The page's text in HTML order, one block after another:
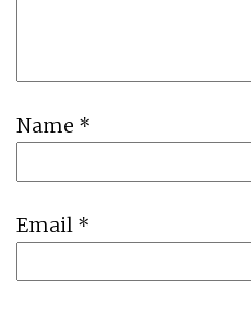
Name *
Email *